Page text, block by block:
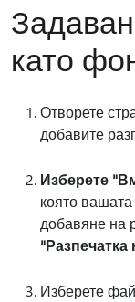
като
Отворете
добавите
Изберете
която
добавяне на
Изберете